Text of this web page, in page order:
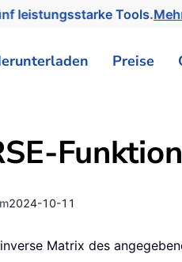
leistungsstarke Tools.
Preise
Funktion
2024-10-11
Matrix des